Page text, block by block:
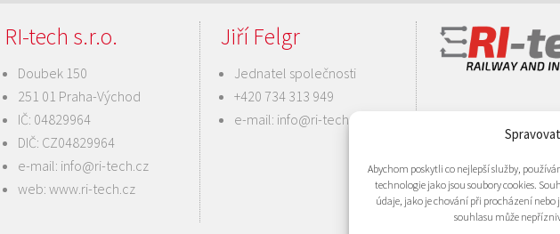
Abychom poskytli co nejlepší služby,
technologie jako jsou soubory cookies.
údaje, jako je chování při procházení
souhlasu může
RI-tech s.r.o.
Doubek 150
251 01 Praha-Východ
IČ: 04829964
DIČ: CZ04829964
e-mail: info@ri-tech.cz
web: www.ri-tech.cz
Jiří Felgr
Jednatel společnosti
+420 734 313 949
e-mail: info@ri-tech.cz